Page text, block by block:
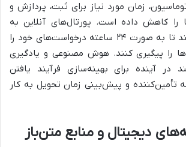
زمان مورد نیاز برای ثبت، پردازش و
را کاهش داده است. پورتال‌های آنلاین به
کاربران اجازه می‌دهند تا به صورت ۲۴ ساعته درخواست‌های خود را
را پیگیری کنند. هوش مصنوعی و یادگیری
در آینده برای بهینه‌سازی فرآیند یافتن
تأمین‌کننده و پیش‌بینی زمان تحویل به کار
دیجیتال و منابع متن‌باز